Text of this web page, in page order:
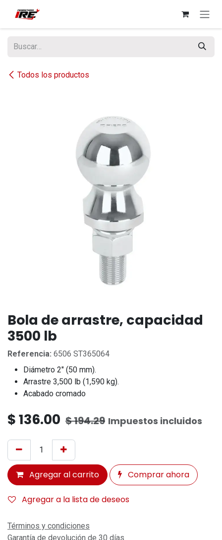
Todos los productos
Bola de arrastre, capacidad
3500 lb
Referencia: 6506 ST365064
Diámetro 2" (50 mm).
Arrastre 3,500 lb (1,590 kg).
Acabado cromado
$136.00 $194.29 Impuestos incluidos
Agregar al carrito Comprar ahora
Agregar a la lista de deseos
Términos y condiciones
Garantía de devolución de 30 días